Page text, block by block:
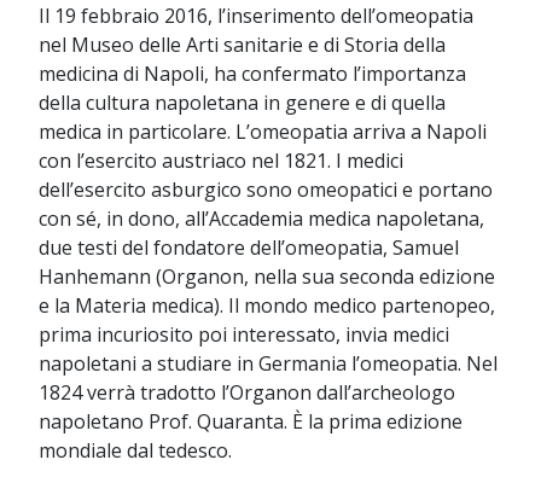
Il 19 febbraio 2016, l’inserimento dell’omeopatia
nel Museo delle Arti sanitarie e di Storia della
medicina di Napoli, ha confermato l’importanza
della cultura napoletana in genere e di quella
medica in particolare. L’omeopatia arriva a Napoli
con l’esercito austriaco nel 1821. I medici
dell’esercito asburgico sono omeopatici e portano
con sé, in dono, all’Accademia medica napoletana,
due testi del fondatore dell’omeopatia, Samuel
Hanhemann (Organon, nella sua seconda edizione
e la Materia medica). Il mondo medico partenopeo,
prima incuriosito poi interessato, invia medici
napoletani a studiare in Germania l’omeopatia. Nel
1824 verrà tradotto l’Organon dall’archeologo
napoletano Prof. Quaranta. È la prima edizione
mondiale dal tedesco.